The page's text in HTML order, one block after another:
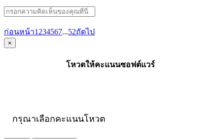
ก่อนหน้า1 234567...52ถัดไป
×
โหวตให้คะแนนซอฟต์แวร์
กรุณาเลือกคะแนนโหวต